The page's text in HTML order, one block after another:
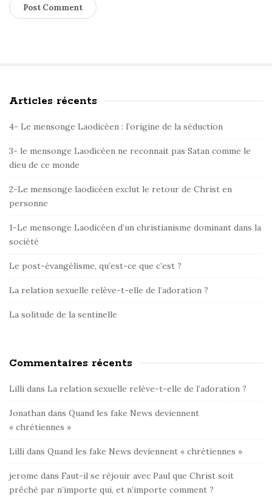
S
e
S
b
a
r
Articles récents
4- Le mensonge Laodicéen : l’origine de la séduction
3- le mensonge Laodicéen ne reconnait pas Satan comme le
dieu de ce monde
2-Le mensonge laodicéen exclut le retour de Christ en
personne
1-Le mensonge Laodicéen d’un christianisme dominant dans la
société
Le post-évangélisme, qu’est-ce que c’est ?
La relation sexuelle relève-t-elle de l’adoration ?
La solitude de la sentinelle
Commentaires récents
Lilli dans La relation sexuelle relève-t-elle de l’adoration ?
Jonathan dans Quand les fake News deviennent
« chrétiennes »
Lilli dans Quand les fake News deviennent « chrétiennes »
jerome dans Faut-il se réjouir avec Paul que Christ soit
prêché par n’importe qui, et n’importe comment ?